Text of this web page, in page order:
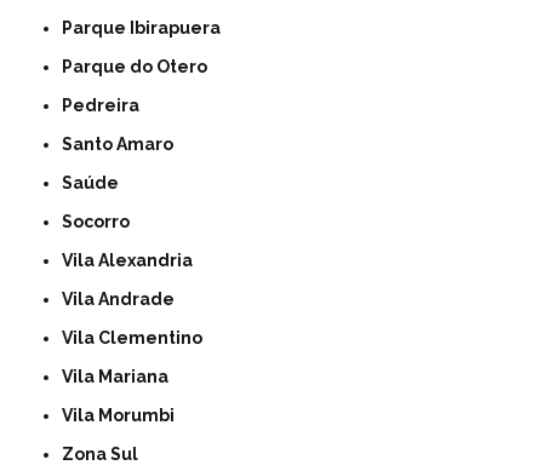
Parque Ibirapuera
Parque do Otero
Pedreira
Santo Amaro
Saúde
Socorro
Vila Alexandria
Vila Andrade
Vila Clementino
Vila Mariana
Vila Morumbi
Zona Sul